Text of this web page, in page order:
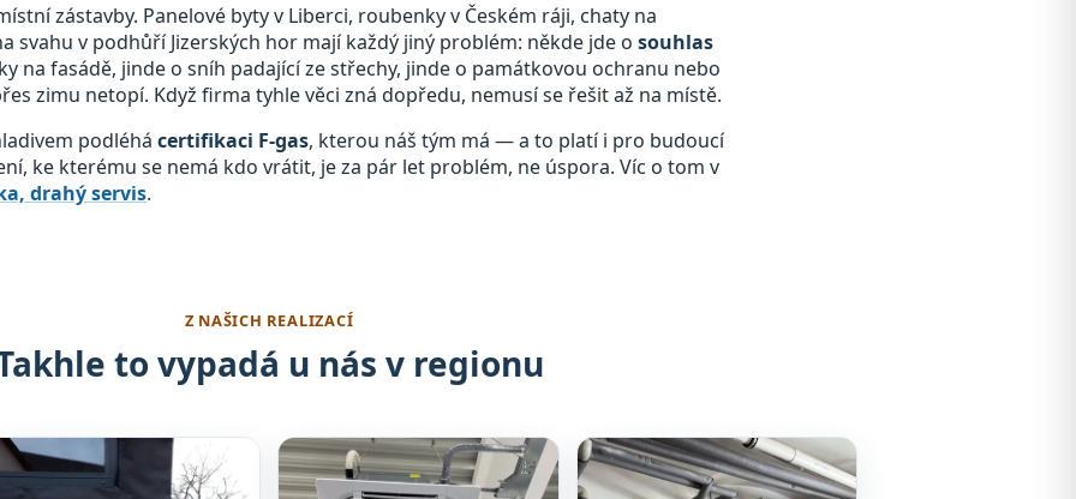
zástavby. Panelové byty v Liberci, roubenky v Českém ráji, chaty na
svahu v podhůří Jizerských hor mají každý jiný problém: někde jde o souhlas
na fasádě, jinde o sníh padající ze střechy, jinde o památkovou ochranu nebo
zimu netopí. Když firma tyhle věci zná dopředu, nemusí se řešit až na místě.
podléhá certifikaci F-gas, kterou náš tým má — a to platí i pro budoucí
ke kterému se nemá kdo vrátit, je za pár let problém, ne úspora. Víc o tom v
drahý servis.
Z NAŠICH REALIZACÍ
to vypadá u nás v regionu